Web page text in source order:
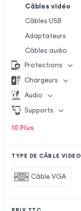
Câbles vidéo
Câbles USB
Adaptateurs
Câbles audio
Protections
Chargeurs
Audio
Supports
10 Plus
TYPE DE CÂBLE VIDEO
Câble VGA